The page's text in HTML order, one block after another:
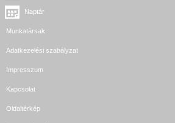
Naptár
Munkatársak
Adatkezelési szabályzat
Impresszum
Kapcsolat
Oldaltérkép